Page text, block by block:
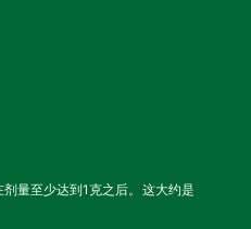
量至少达到1克之后。这大约是